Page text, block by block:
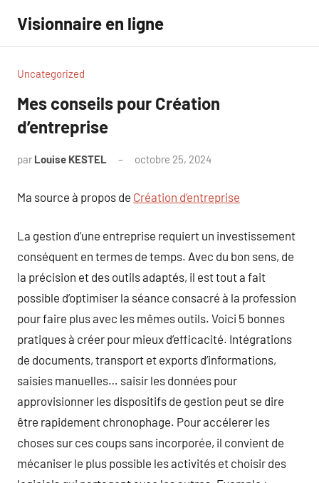
contenu
Visionnaire en ligne
Uncategorized
Mes conseils pour Création
d’entreprise
par Louise KESTEL octobre 25, 2024
Ma source à propos de Création d’entreprise
La gestion d’une entreprise requiert un investissement
conséquent en termes de temps. Avec du bon sens, de
la précision et des outils adaptés, il est tout a fait
possible d’optimiser la séance consacré à la profession
pour faire plus avec les mêmes outils. Voici 5 bonnes
pratiques à créer pour mieux d’efficacité. Intégrations
de documents, transport et exports d’informations,
saisies manuelles… saisir les données pour
approvisionner les dispositifs de gestion peut se dire
être rapidement chronophage. Pour accélerer les
choses sur ces coups sans incorporée, il convient de
mécaniser le plus possible les activités et choisir des